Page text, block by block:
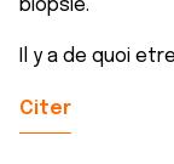
biopsie.
Il y a de quoi
Citer